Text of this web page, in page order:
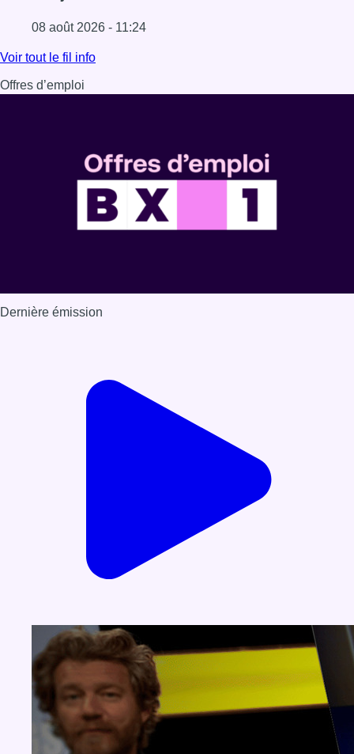
08 août 2026 - 11:24
Lire l'article Coups de feu sur fond de “rivalité
Voir tout le fil info
Offres d’emploi
Dernière émission